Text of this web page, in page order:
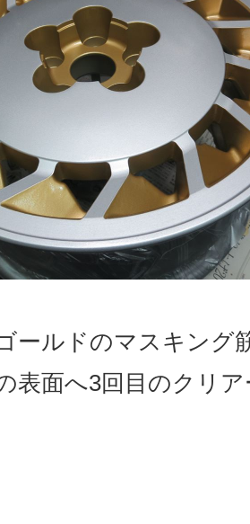
ールドのマスキング
表面へ3回目のクリ